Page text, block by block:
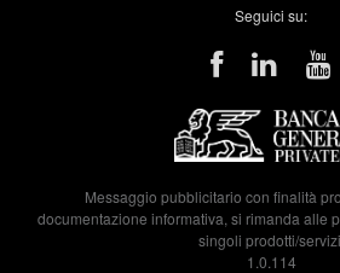
Seguici su:
Messaggio pubblicitario con finalità
documentazione informativa, si rimanda alle
singoli prodotti/
1.0.114